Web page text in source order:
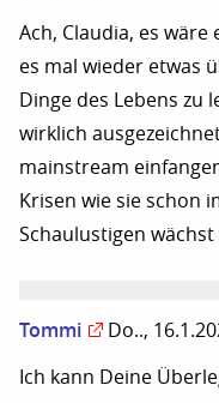
Ach, Claudia, es
es mal wieder etwas
Dinge des Lebens zu
wirklich
mainstream
Krisen wie sie schon
Schaulustigen wächst
Tommi Do..,
Ich kann Deine